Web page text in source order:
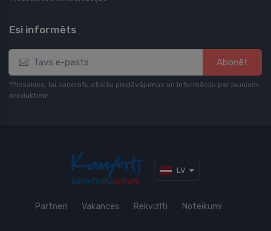
Esi informēts
Abonēt
*Piesakies, lai saņemtu atlaižu piedāvājumus un informāciju par jauniem
produktiem
LV
Partneri Vakances Rekvizīti Noteikumi